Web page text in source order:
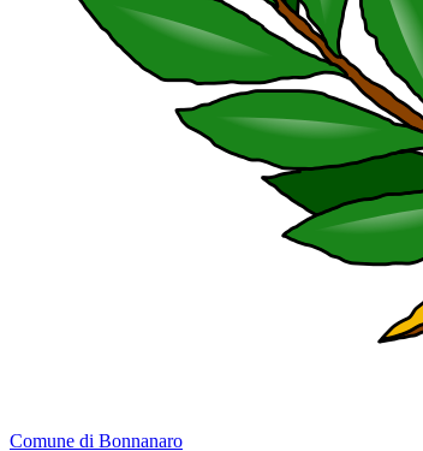
Comune di Bonnanaro